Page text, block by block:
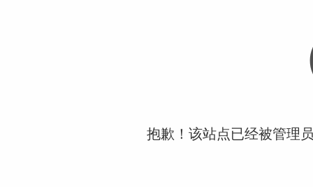
抱歉！该站点已经被管理